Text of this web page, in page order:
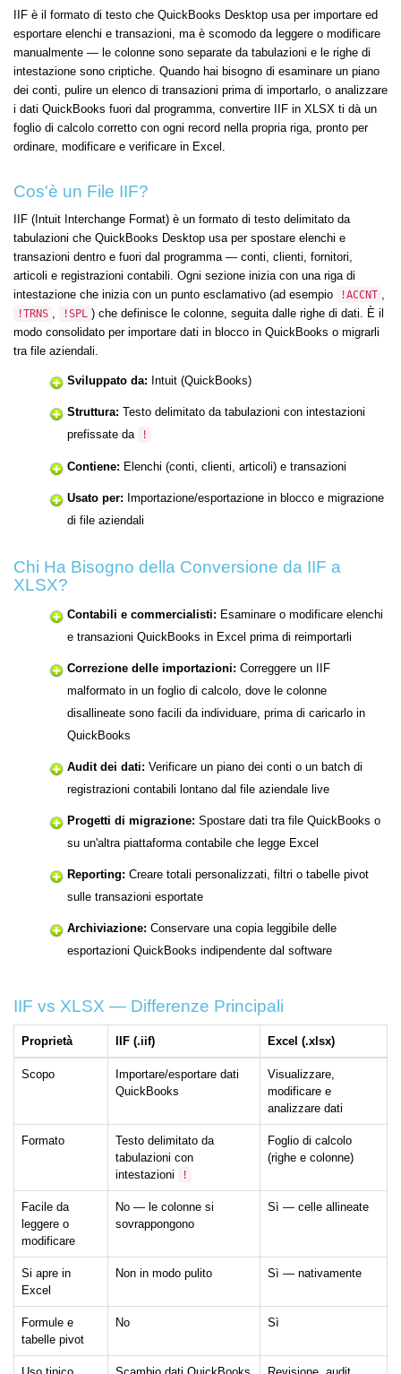
IIF è il formato di testo che QuickBooks Desktop usa per importare ed
esportare elenchi e transazioni, ma è scomodo da leggere o modificare
manualmente — le colonne sono separate da tabulazioni e le righe di
intestazione sono criptiche. Quando hai bisogno di esaminare un piano
dei conti, pulire un elenco di transazioni prima di importarlo, o analizzare
i dati QuickBooks fuori dal programma, convertire IIF in XLSX ti dà un
foglio di calcolo corretto con ogni record nella propria riga, pronto per
ordinare, modificare e verificare in Excel.
Cos'è un File IIF?
IIF (Intuit Interchange Format) è un formato di testo delimitato da
tabulazioni che QuickBooks Desktop usa per spostare elenchi e
transazioni dentro e fuori dal programma — conti, clienti, fornitori,
articoli e registrazioni contabili. Ogni sezione inizia con una riga di
intestazione che inizia con un punto esclamativo (ad esempio
!ACCNT ,
!TRNS , !SPL ) che definisce le colonne, seguita dalle righe di dati. È il
modo consolidato per importare dati in blocco in QuickBooks o migrarli
tra file aziendali.
Sviluppato da: Intuit (QuickBooks)
Struttura: Testo delimitato da tabulazioni con intestazioni
prefissate da
!
Contiene: Elenchi (conti, clienti, articoli) e transazioni
Usato per: Importazione/esportazione in blocco e migrazione
di file aziendali
Chi Ha Bisogno della Conversione da IIF a
XLSX?
Contabili e commercialisti: Esaminare o modificare elenchi
e transazioni QuickBooks in Excel prima di reimportarli
Correzione delle importazioni: Correggere un IIF
malformato in un foglio di calcolo, dove le colonne
disallineate sono facili da individuare, prima di caricarlo in
QuickBooks
Audit dei dati: Verificare un piano dei conti o un batch di
registrazioni contabili lontano dal file aziendale live
Progetti di migrazione: Spostare dati tra file QuickBooks o
su un'altra piattaforma contabile che legge Excel
Reporting: Creare totali personalizzati, filtri o tabelle pivot
sulle transazioni esportate
Archiviazione: Conservare una copia leggibile delle
esportazioni QuickBooks indipendente dal software
IIF vs XLSX — Differenze Principali
Proprietà IIF (.iif) Excel (.xlsx)
Scopo
Importare/esportare dati
QuickBooks
Visualizzare,
modificare e
analizzare dati
Formato
Testo delimitato da
tabulazioni con
intestazioni
!
Foglio di calcolo
(righe e colonne)
Facile da
leggere o
modificare
No — le colonne si
sovrappongono
Sì — celle allineate
Si apre in
Excel
Non in modo pulito Sì — nativamente
Formule e
tabelle pivot
No Sì